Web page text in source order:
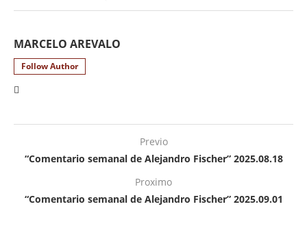
MARCELO AREVALO
Follow Author
Previo
“Comentario semanal de Alejandro Fischer” 2025.08.18
Proximo
“Comentario semanal de Alejandro Fischer” 2025.09.01